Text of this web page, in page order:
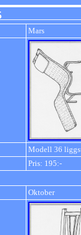
Mars
Modell 36
Pris: 195:-
Oktober